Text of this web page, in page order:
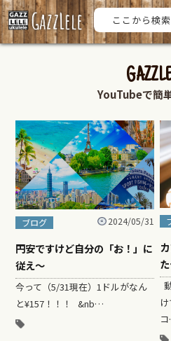
YouTubeで簡
ブログ 2024/05/31
円安ですけど自分の「お！」に
従え〜
今って（5/31現在）1ドルがなん
と¥157！！！ &nb…